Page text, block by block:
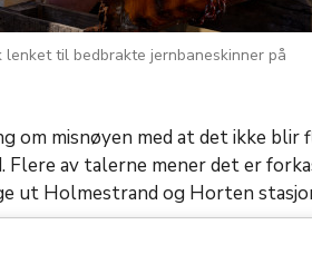
til bedbrakte jernbaneskinner på
misnøyen med at det ikke blir
Flere av talerne mener det er
ut Holmestrand og Horten